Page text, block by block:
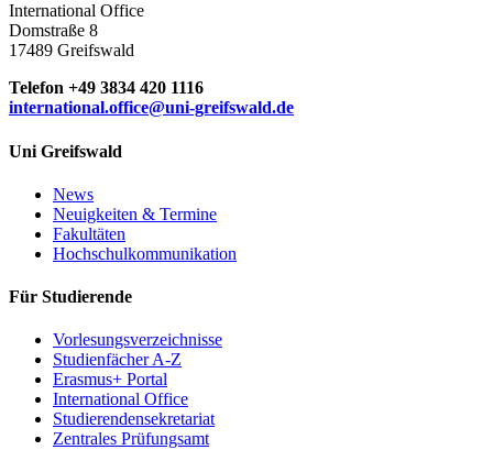
International Office
Domstraße 8
17489 Greifswald
Telefon +49 3834 420 1116
international.office@uni-greifswald.de
Uni Greifswald
News
Neuigkeiten & Termine
Fakultäten
Hochschulkommunikation
Für Studierende
Vorlesungsverzeichnisse
Studienfächer A-Z
Erasmus+ Portal
International Office
Studierendensekretariat
Zentrales Prüfungsamt